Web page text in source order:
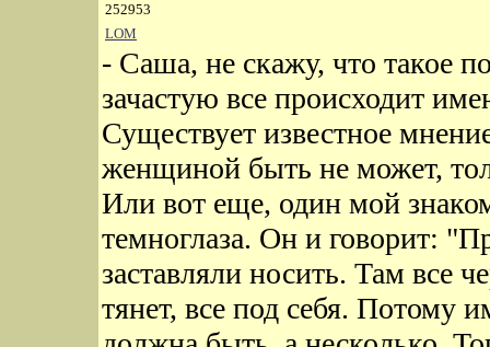
252953
LOM
- Саша, не скажу, что такое
зачастую все происходит
Существует известное
женщиной быть не может,
Или вот еще, один мой
темноглаза. Он и говорит:
заставляли носить. Там все
тянет, все под себя. Потому